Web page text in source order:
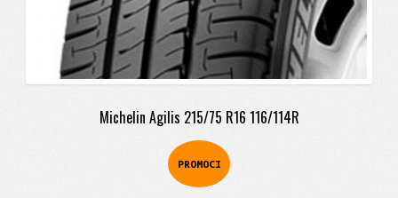
Michelin Agilis 215/75 R16 116/114R
PROMOCI